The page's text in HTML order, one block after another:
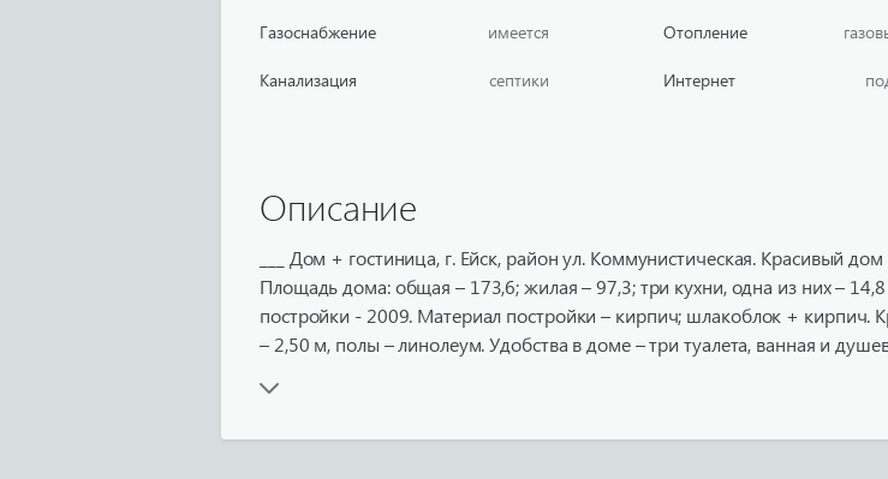
Газоснабжение имеется
Канализация септики
Отопление
Интернет
Описание
___ Дом + гостиница, г. Ейск, район ул. Коммунистическая. Красивый
Площадь дома: общая – 173,6; жилая – 97,3; три кухни, одна из них –
постройки - 2009. Материал постройки – кирпич; шлакоблок + кирпич.
– 2,50 м, полы – линолеум. Удобства в доме – три туалета, ванная и